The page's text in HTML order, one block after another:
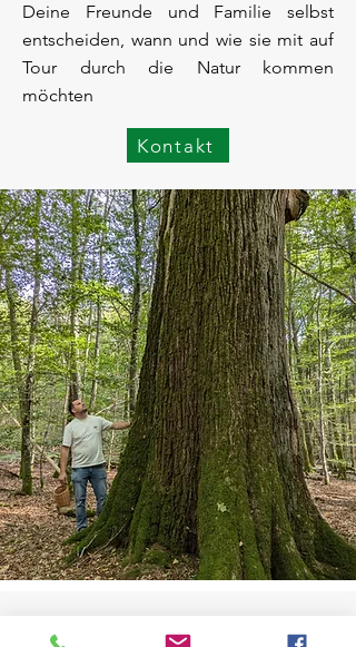
Deine Freunde und Familie selbst
entscheiden, wann und wie sie mit auf
Tour durch die Natur kommen
möchten
Kontakt